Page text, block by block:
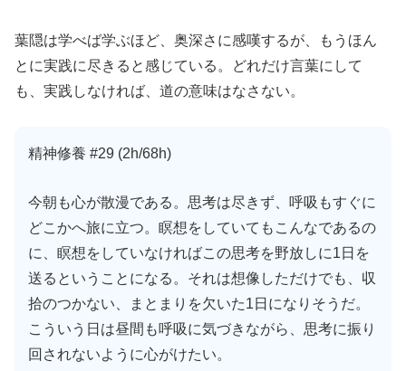
葉隠は学べば学ぶほど、奥深さに感嘆するが、もうほん
とに実践に尽きると感じている。どれだけ言葉にして
も、実践しなければ、道の意味はなさない。
精神修養 #29 (2h/68h)
今朝も心が散漫である。思考は尽きず、呼吸もすぐに
どこかへ旅に立つ。瞑想をしていてもこんなであるの
に、瞑想をしていなければこの思考を野放しに1日を
送るということになる。それは想像しただけでも、収
拾のつかない、まとまりを欠いた1日になりそうだ。
こういう日は昼間も呼吸に気づきながら、思考に振り
回されないように心がけたい。